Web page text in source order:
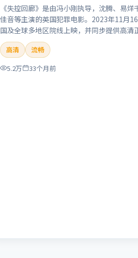
《失控回廊》是由冯小刚执导，沈腾、易烊
佳音等主演的英国犯罪电影。2023年11月
国及全球多地区院线上映，并同步提供高清
体在线观看。剧情与看点：聚焦案件与人性
带，张力十足，兼具社会观察与戏剧冲突。
检索「失控回廊」「冯小刚」「犯罪」「英
「2023」「2023-11-16上映」等关键词的影
高清
流畅
5.2万
33个月前